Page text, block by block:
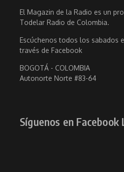
El Magazin de la Radio es un
Todelar Radio de Colombia.
Escúchenos todos los sabados
través de Facebook
BOGOTÁ - COLOMBIA
Autonorte Norte #83-64
Síguenos en Facebook